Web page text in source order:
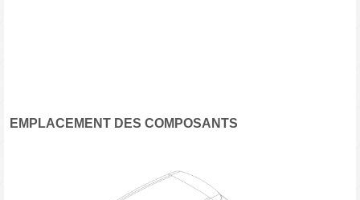
EMPLACEMENT DES COMPOSANTS